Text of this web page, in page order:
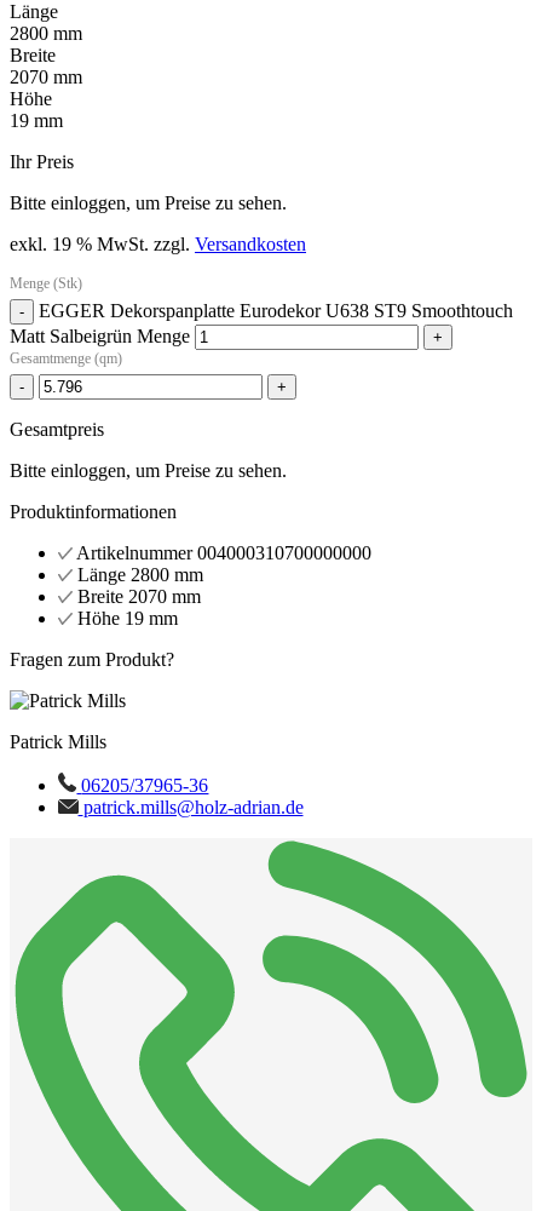
Länge
2800 mm
Breite
2070 mm
Höhe
19 mm
Ihr Preis
Bitte einloggen, um Preise zu sehen.
exkl. 19 % MwSt. zzgl. Versandkosten
Menge (Stk)
-
EGGER Dekorspanplatte Eurodekor U638 ST9 Smoothtouch
Matt Salbeigrün Menge
+
Gesamtmenge (qm)
- +
Gesamtpreis
Bitte einloggen, um Preise zu sehen.
Produktinformationen
Artikelnummer 004000310700000000
Länge 2800 mm
Breite 2070 mm
Höhe 19 mm
Fragen zum Produkt?
Patrick Mills
06205/37965-36
patrick.mills@holz-adrian.de